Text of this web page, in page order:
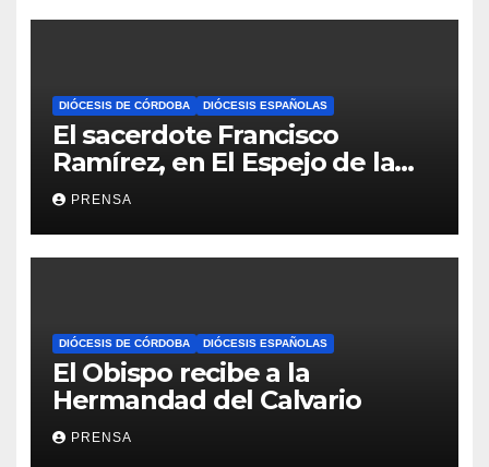
DIÓCESIS DE CÓRDOBA DIÓCESIS ESPAÑOLAS
El sacerdote Francisco
Ramírez, en El Espejo de la
Iglesia
PRENSA
DIÓCESIS DE CÓRDOBA DIÓCESIS ESPAÑOLAS
El Obispo recibe a la
Hermandad del Calvario
PRENSA